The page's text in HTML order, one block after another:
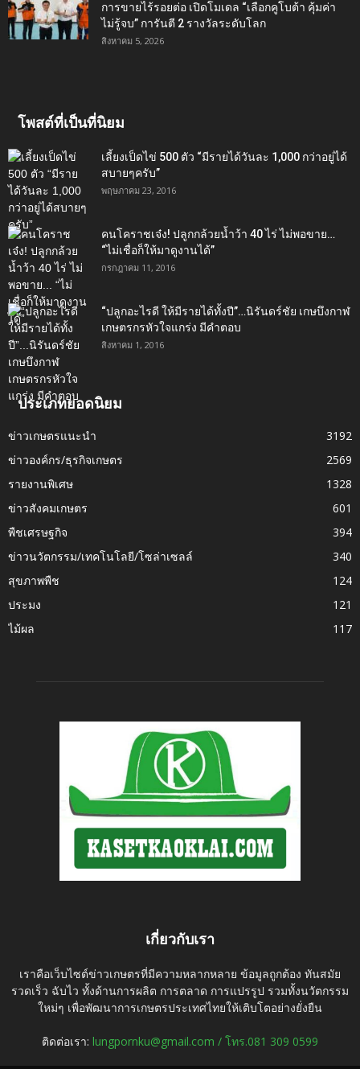
การขายไร้รอยต่อ เปิดโมเดล “เลือกคูโบต้า คุ้มค่า
ไม่รู้จบ” การันตี 2 รางวัลระดับโลก
สิงหาคม 5, 2026
โพสต์ที่เป็นที่นิยม
เลี้ยงเป็ดไข่ 500 ตัว “มีรายได้วันละ 1,000 กว่าอยู่ได้
สบายๆครับ”
พฤษภาคม 23, 2016
คนโคราชเจ๋ง! ปลูกกล้วยน้ำว้า 40 ไร่ ไม่พอขาย…
“ไม่เชื่อก็ให้มาดูงานได้”‬
กรกฎาคม 11, 2016
“ปลูกอะไรดี ให้มีรายได้ทั้งปี”…นิรันดร์ชัย เกษบึงกาฬ
เกษตรกรหัวใจแกร่ง มีคำตอบ
สิงหาคม 1, 2016
ประเภทยอดนิยม
ข่าวเกษตรแนะนำ
3192
ข่าวองค์กร/ธุรกิจเกษตร
2569
รายงานพิเศษ
1328
ข่าวสังคมเกษตร
601
พืชเศรษฐกิจ
394
ข่าวนวัตกรรม/เทคโนโลยี/โซล่าเซลล์
340
สุขภาพพืช
124
ประมง
121
ไม้ผล
117
เกี่ยวกับเรา
เราคือเว็บไซต์ข่าวเกษตรที่มีความหลากหลาย ข้อมูลถูกต้อง ทันสมัย
รวดเร็ว ฉับไว ทั้งด้านการผลิต การตลาด การแปรรูป รวมทั้งนวัตกรรม
ใหม่ๆ เพื่อพัฒนาการเกษตรประเทศไทยให้เติบโตอย่างยั่งยืน
ติดต่อเรา: lungpornku@gmail.com / โทร.081 309 0599